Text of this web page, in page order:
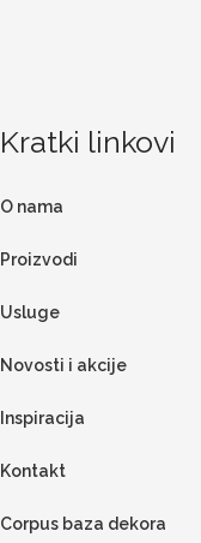
Kratki linkovi
O nama
Proizvodi
Usluge
Novosti i akcije
Inspiracija
Kontakt
Corpus baza dekora